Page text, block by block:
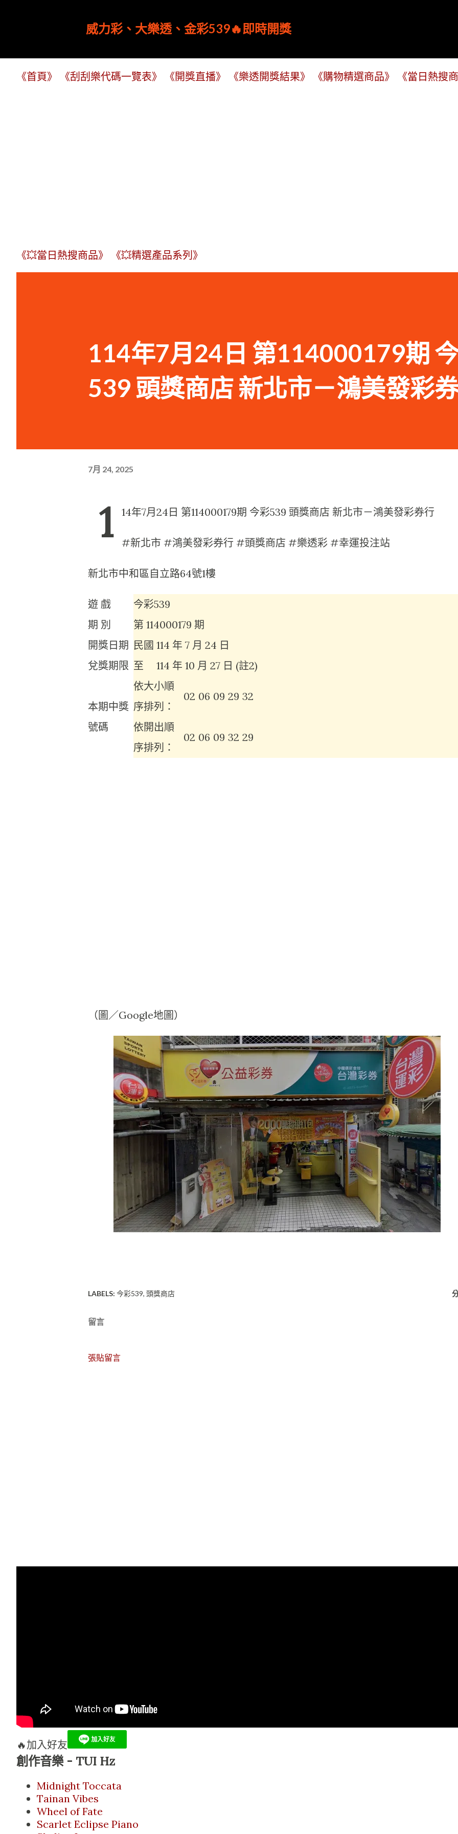
威力彩、大樂透、金彩539🔥即時開獎
《首頁》 《刮刮樂代碼一覽表》 《開獎直播》 《樂透開獎結果》 《購物精選商品》 《當日熱搜
《💥當日熱搜商品》 《💥精選產品系列》
114年7月24日 第114000179期
539 頭獎商店 新北市－鴻美發彩
7月 24, 2025
1 14年7月24日 第114000179期 今彩539 頭獎商店 新北市－鴻美發彩券行
#新北市 #鴻美發彩券行 #頭獎商店 #樂透彩 #幸運投注站
新北市中和區自立路64號1樓
遊 戲
今彩539
期 別
第 114000179 期
開獎日期 民國 114 年 7 月 24 日
兌獎期限 至 114 年 10 月 27 日 (註2)
本期中獎
號碼
依大小順
序排列：
02 06 09 29 32
依開出順
序排列：
02 06 09 32 29
（圖／Google地圖）
LABELS: 今彩539 頭獎商店
留言
張貼留言
🔥加入好友
創作音樂 - TUI Hz
Midnight Toccata
Tainan Vibes
Wheel of Fate
Scarlet Eclipse Piano